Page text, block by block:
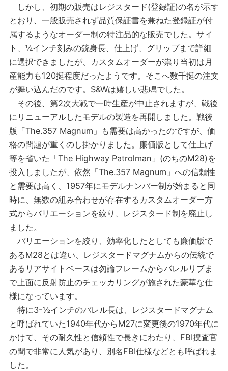
しかし、初期の販売はレジスタード(登録証)の名が示す
とおり、一般販売されず品質保証書を兼ねた登録証が付
属するようなオーダー制の特注品的な販売でした。サイ
ト、¼インチ刻みの銃身長、仕上げ、グリップまで詳細
に選択できましたが、カスタムオーダーが祟り当初は月
産能力も120挺程度だったようです。そこへ数千挺の注文
が舞い込んだのです。S&Wは嬉しい悲鳴でした。
その後、第2次大戦で一時生産が中止されますが、戦後
にリニューアルしたモデルの製造を再開しました。戦後
版「The.357 Magnum」も需要は高かったのですが、価
格の問題が重くのし掛かりました。廉価版として仕上げ
等を省いた「The Highway Patrolman」(のちのM28)を
投入しましたが、依然「The.357 Magnum」への信頼性
と需要は高く、1957年にモデルナンバー制が始まると同
時に、無数の組み合わせが存在するカスタムオーダー方
式からバリエーションを絞り、レジスタード制を廃止し
ました。
バリエーションを絞り、効率化したとしても廉価版で
あるM28とは違い、レジスタードマグナムからの伝統で
あるリアサイトベースは勿論フレームからバレルリブま
で上面に反射防止のチェッカリングが施された豪華な仕
様になっています。
特に3-½インチのバレル長は、レジスタードマグナム
と呼ばれていた1940年代からM27に変更後の1970年代に
かけて、その耐久性と信頼性で長きにわたり、FBI捜査官
の間で非常に人気があり、別名FBI仕様などとも呼ばれま
した。